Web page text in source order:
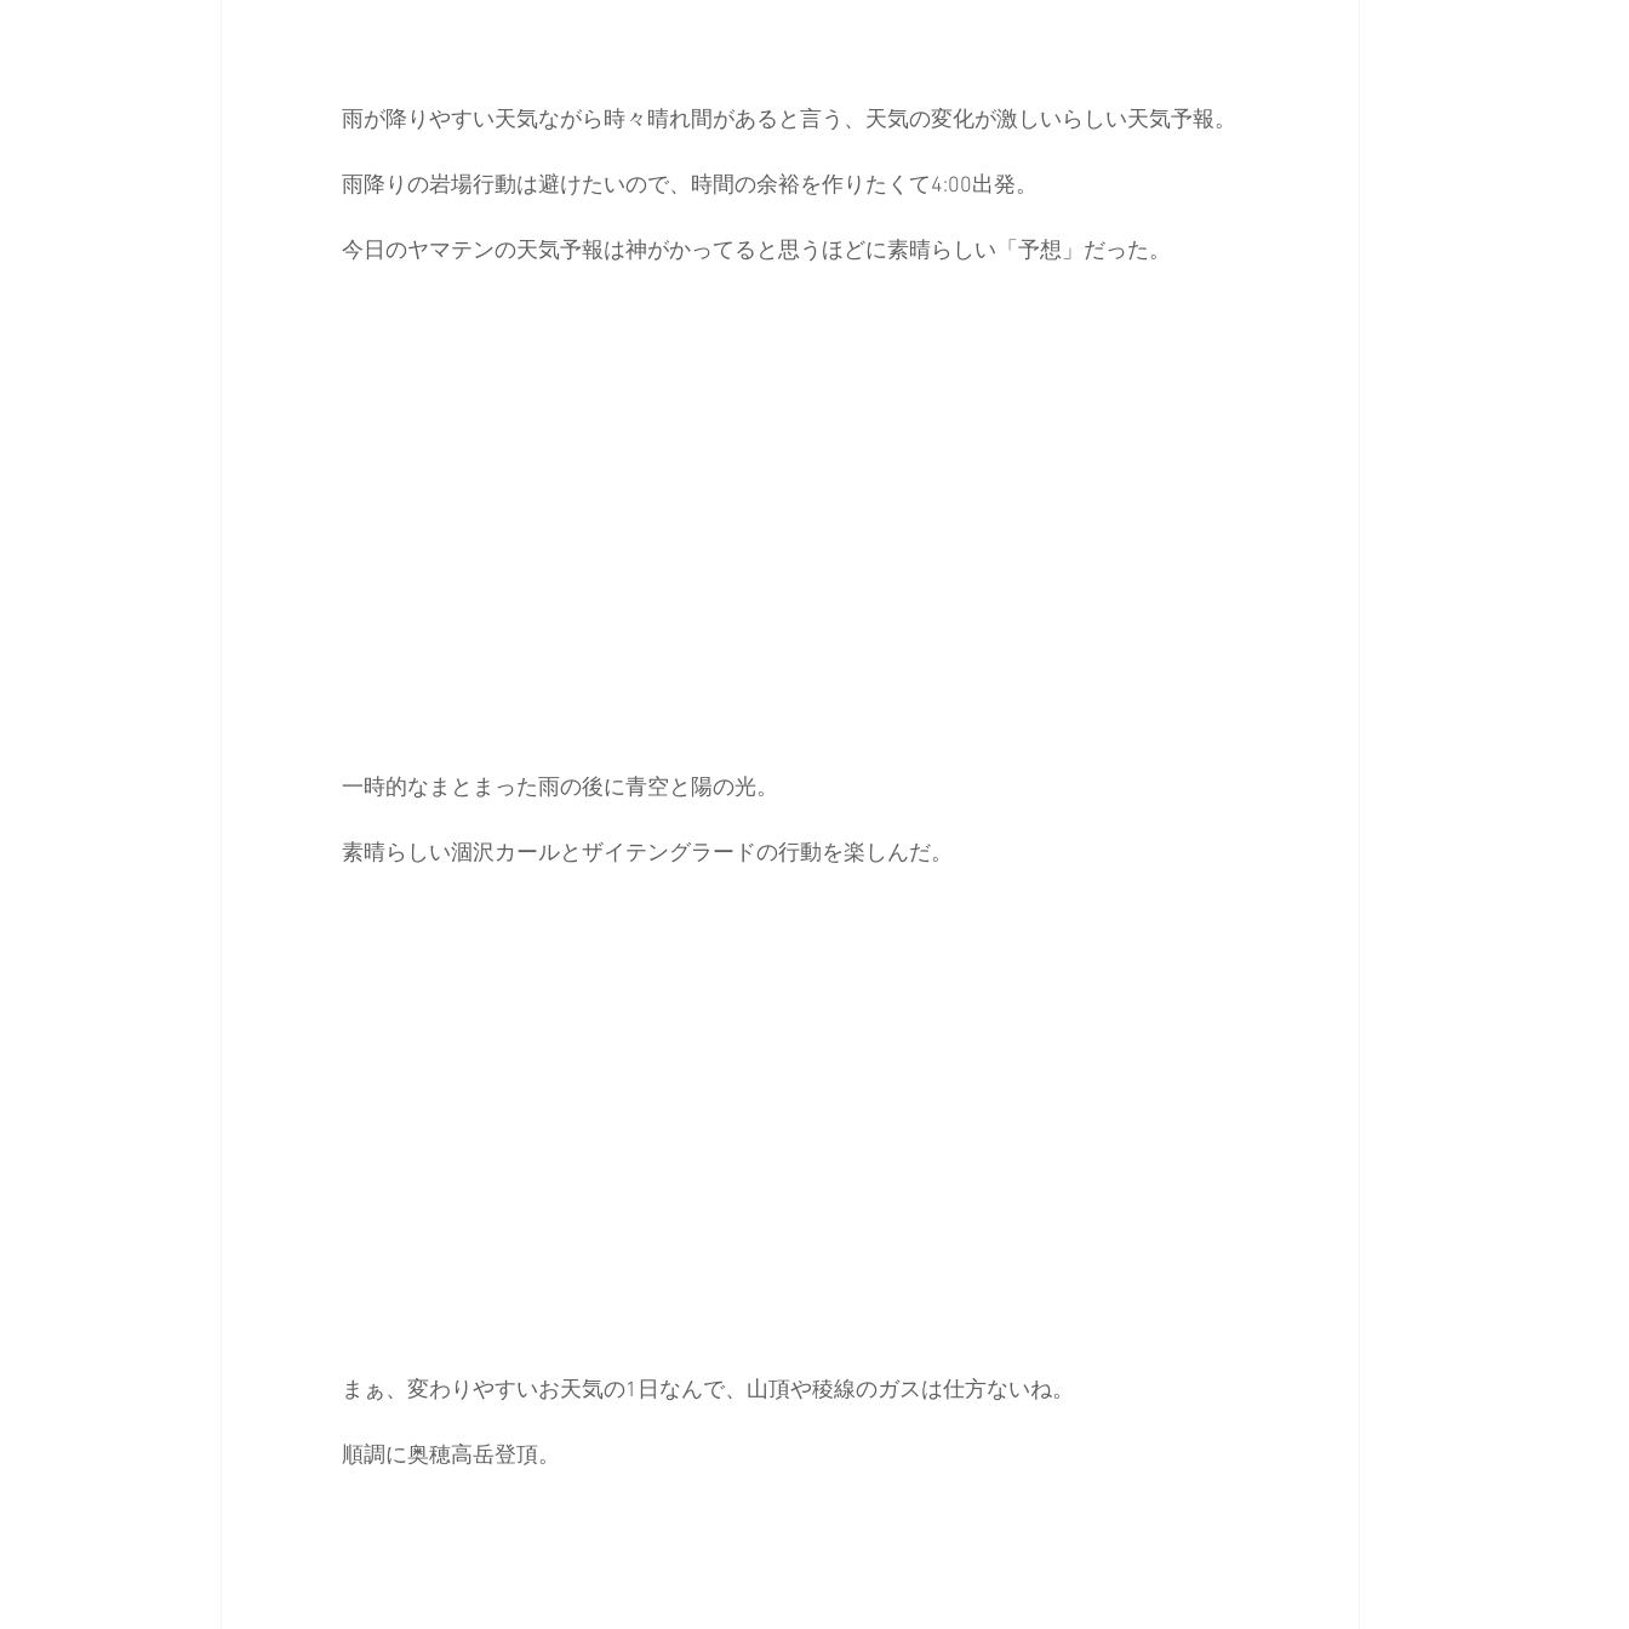
雨が降りやすい天気ながら時々晴れ間があると言う、天気の変化が激しいらしい天気予報。
雨降りの岩場行動は避けたいので、時間の余裕を作りたくて4:00出発。
今日のヤマテンの天気予報は神がかってると思うほどに素晴らしい「予想」だった。
一時的なまとまった雨の後に青空と陽の光。
素晴らしい涸沢カールとザイテングラードの行動を楽しんだ。
まぁ、変わりやすいお天気の1日なんで、山頂や稜線のガスは仕方ないね。
順調に奥穂高岳登頂。